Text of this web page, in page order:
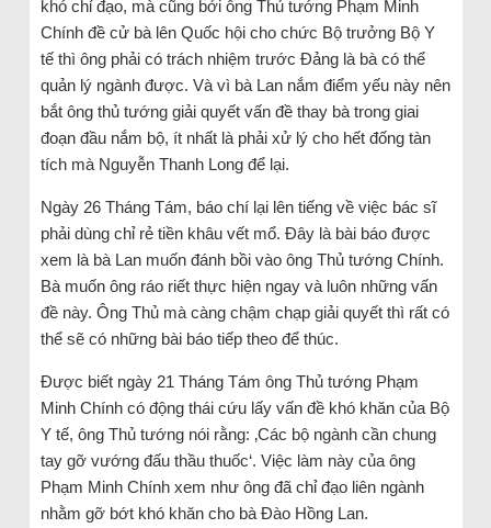
khó chỉ đạo, mà cũng bởi ông Thủ tướng Phạm Minh
Chính đề cử bà lên Quốc hội cho chức Bộ trưởng Bộ Y
tế thì ông phải có trách nhiệm trước Đảng là bà có thể
quản lý ngành được. Và vì bà Lan nắm điểm yếu này nên
bắt ông thủ tướng giải quyết vấn đề thay bà trong giai
đoạn đầu nắm bộ, ít nhất là phải xử lý cho hết đống tàn
tích mà Nguyễn Thanh Long để lại.
Ngày 26 Tháng Tám, báo chí lại lên tiếng về việc bác sĩ
phải dùng chỉ rẻ tiền khâu vết mổ. Đây là bài báo được
xem là bà Lan muốn đánh bồi vào ông Thủ tướng Chính.
Bà muốn ông ráo riết thực hiện ngay và luôn những vấn
đề này. Ông Thủ mà càng chậm chạp giải quyết thì rất có
thể sẽ có những bài báo tiếp theo để thúc.
Được biết ngày 21 Tháng Tám ông Thủ tướng Phạm
Minh Chính có động thái cứu lấy vấn đề khó khăn của Bộ
Y tế, ông Thủ tướng nói rằng: ‚Các bộ ngành cần chung
tay gỡ vướng đấu thầu thuốc‘. Việc làm này của ông
Phạm Minh Chính xem như ông đã chỉ đạo liên ngành
nhằm gỡ bớt khó khăn cho bà Đào Hồng Lan.